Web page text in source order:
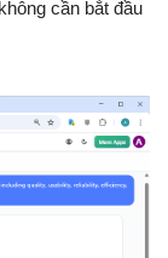
cần bắt đầu